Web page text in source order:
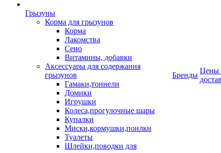
Грызуны
Корма для грызунов
Корма
Лакомства
Сено
Витамины, добавки
Аксессуары для содержания
грызунов
Гамаки,тоннели
Домики
Игрушки
Колеса,прогулочные шары
Купалки
Миски,кормушки,поилки
Туалеты
Шлейки,поводки для
Бренды
Цены